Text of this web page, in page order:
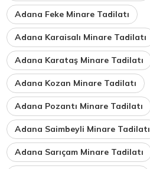
Adana Feke Minare Tadilatı
Adana Karaisalı Minare Tadilatı
Adana Karataş Minare Tadilatı
Adana Kozan Minare Tadilatı
Adana Pozantı Minare Tadilatı
Adana Saimbeyli Minare Tadilatı
Adana Sarıçam Minare Tadilatı